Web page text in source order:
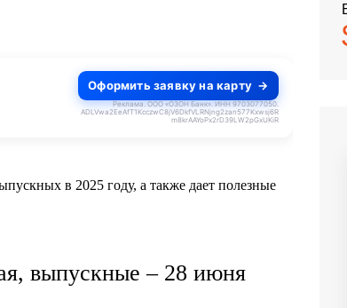
Оформить заявку на карту
Реклама. ООО «ОЗОН Банк». ИНН 9703077050.
ADLVwa2EeAfT1KcczwC8jV6DkfVLRNjng2zan577Kxwsj6R
m8krAAYoPx2rD39LW2pGxUKiR
в 2025 году, а также дает полезные
выпускные – 28 июня